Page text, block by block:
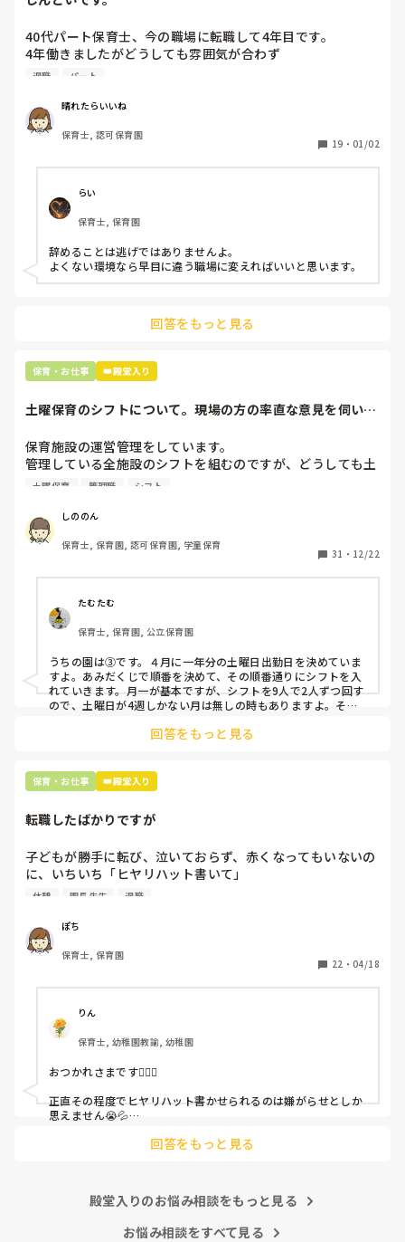
40代パート保育士、今の職場に転職して4年目です。
4年働きましたがどうしても雰囲気が合わず
退職しようと思っています。
周りの職員は、勤続10年以上から何十年という先生がほとん
どです。
保護者子どもの愚痴悪口が多く、
今で言う不適切保育も
仕方ないよね
もう何も言わずに
子どもの言いなりになればいいんだね
などいう意見で…
上の先生に相談することは難しそうです。
最後の職場にしようと思っていましたが
辞めることは逃げ、と、過去辞めた人も何年も言われ続けて
います
退職 パート
晴れたらいいね
保育士, 認可保育園
19 ・ 01/02
らい
保育士, 保育園
辞めることは逃げではありませんよ。
よくない環境なら早目に違う職場に変えればいいと思います。
回答をもっと見る
保育・お仕事 👑殿堂入り
土曜保育のシフトについて。現場の方の率直な意見を伺いた
保育施設の運営管理をしています。
管理している全施設のシフトを組むのですが、どうしても土
曜保育だけは入れる方が少なく、いつも苦労しています。
て入職しているはずですが、いざ勤務が始まると一日も土曜
出勤が出来ない方ばかりです。
①土曜日の希望休は2日まで、と制限をかける
②毎月、必ず土曜保育に入ることのできる日を1日だけピッ
クアップしてもらう
③仮シフトが出た時、土曜出勤が難しければ自身で代わりの
人を交渉して見つけてもらう
上記のいずれかの対策を取り入れることを考えています。
土曜保育 管理職 シフト
しののん
保育士, 保育園, 認可保育園, 学童保育
31 ・ 12/22
たむたむ
保育士, 保育園, 公立保育園
うちの園は③です。４月に一年分の土曜日出勤日を決めていま
すよ。あみだくじで順番を決めて、その順番通りにシフトを入
れていきます。月一が基本ですが、シフトを9人で2人ずつ回す
ので、土曜日が4週しかない月は無しの時もありますよ。その
て貰い、主任に報告してます。
回答をもっと見る
保育・お仕事 👑殿堂入り
転職したばかりですが
子どもが勝手に転び、泣いておらず、赤くなってもいないの
に、いちいち「ヒヤリハット書いて」
と書かされ
（そう言う本人は書かない）
しかも、上司に↑この内容でも
ちゃんと考えて対策を練って書き込むようにと。
呼ばれて一緒に対策を考えさせられること多数
これだけで30〜40分拘束されて辛いです
皆さんの園はどうですか?
休憩 園長先生 退職
ぽち
保育士, 保育園
22 ・ 04/18
りん
保育士, 幼稚園教諭, 幼稚園
おつかれさまです🙇🏻‍♀️
正直その程度でヒヤリハット書かせられるのは嫌がらせとしか
思えません😭💦
回答をもっと見る
殿堂入りのお悩み相談をもっと見る
お悩み相談をすべて見る